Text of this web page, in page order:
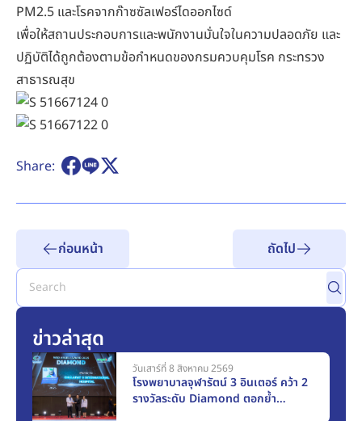
PM2.5 และโรคจากก๊าซซัลเฟอร์ไดออกไซด์
เพื่อให้สถานประกอบการและพนักงานมั่นใจในความปลอดภัย และ
ปฏิบัติได้ถูกต้องตามข้อกำหนดของกรมควบคุมโรค กระทรวง
สาธารณสุข
Share:
ก่อนหน้า ถัดไป
ข่าวล่าสุด
วันเสาร์ที่ 8 สิงหาคม 2569
โรงพยาบาลจุฬารัตน์ 3 อินเตอร์ คว้า 2
รางวัลระดับ Diamond ตอกย้ำ